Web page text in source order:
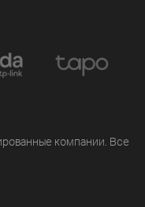
компании. Все